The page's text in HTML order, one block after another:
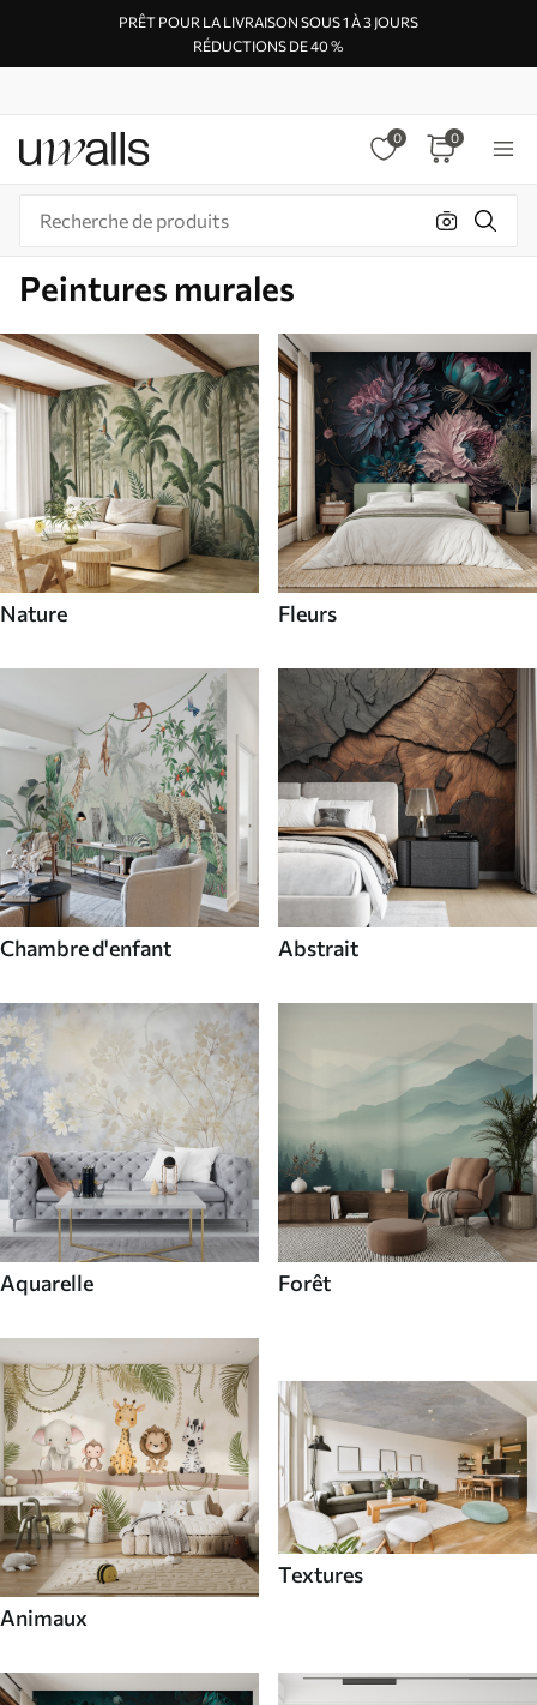
PRÊT POUR LA LIVRAISON SOUS 1 À 3 JOURS
RÉDUCTIONS DE 40 %
0 0
Peintures murales
Nature Fleurs
Chambre d'enfant Abstrait
Aquarelle Forêt
Animaux
Textures